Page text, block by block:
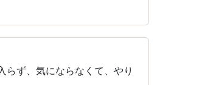
ず、気にならなくて、やり